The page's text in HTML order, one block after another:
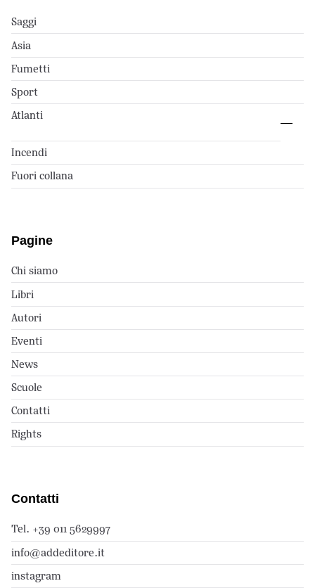
Saggi
Asia
Fumetti
Sport
Atlanti
Incendi
Fuori collana
Pagine
Chi siamo
Libri
Autori
Eventi
News
Scuole
Contatti
Rights
Contatti
Tel. +39 011 5629997
info@addeditore.it
instagram